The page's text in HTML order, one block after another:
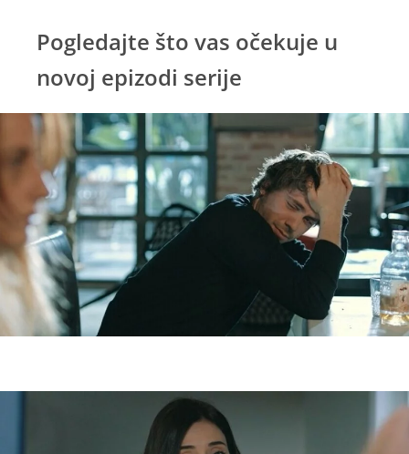
Pogledajte što vas očekuje u
novoj epizodi serije